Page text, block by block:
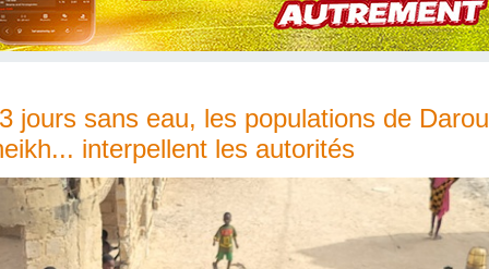
jours sans eau, les populations de Darou
interpellent les autorités